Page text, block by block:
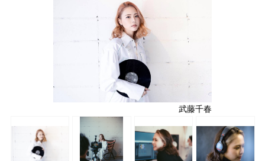
武藤千春